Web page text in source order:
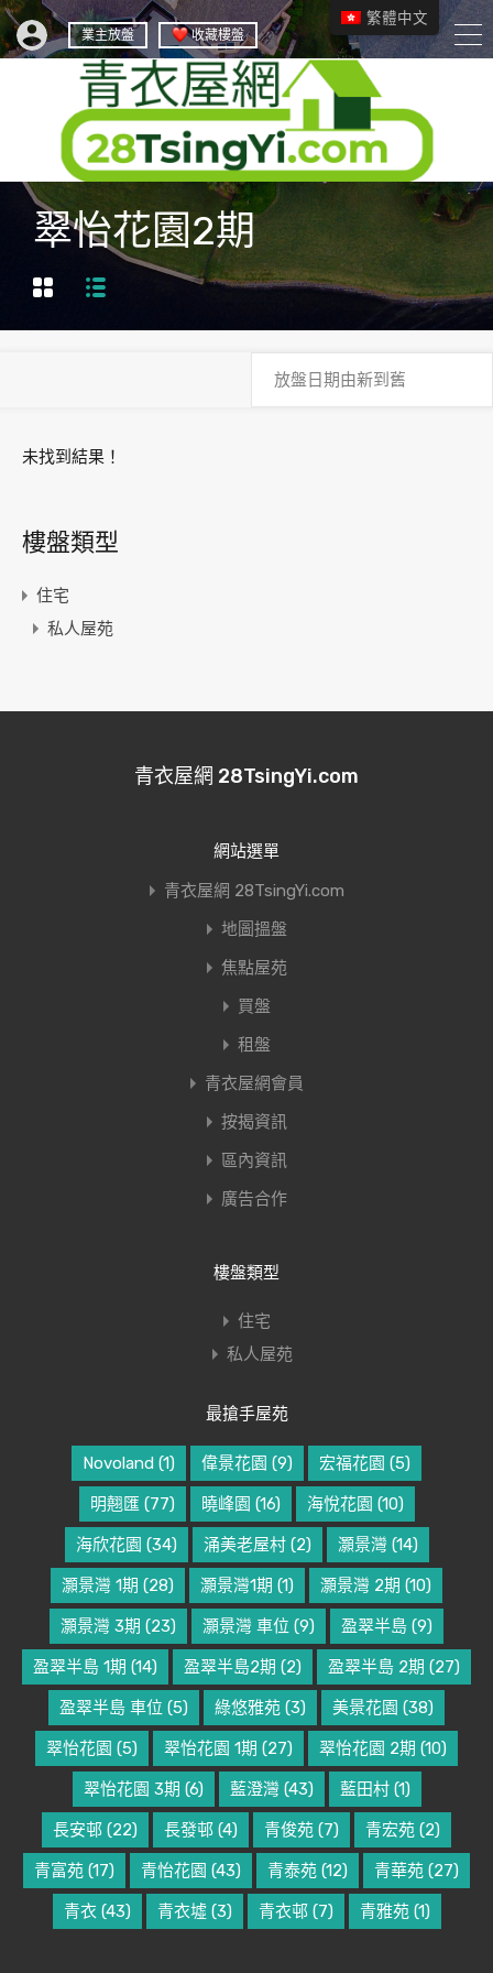
業主放盤 收藏樓盤
翠怡花園2期
未找到結果！
樓盤類型
住宅
私人屋苑
青衣屋網 28TsingYi.com
網站選單
青衣屋網 28TsingYi.com
地圖搵盤
焦點屋苑
買盤
租盤
青衣屋網會員
按揭資訊
區內資訊
廣告合作
樓盤類型
住宅
私人屋苑
最搶手屋苑
Novoland (1) 偉景花園 (9) 宏福花園 (5)
明翹匯 (77) 曉峰園 (16) 海悅花園 (10)
海欣花園 (34) 涌美老屋村(2) 灝景灣 (14)
灝景灣 1期 (28) 灝景灣1期 (1) 灝景灣 2期 (10)
灝景灣 3期 (23) 灝景灣 車位 (9) 盈翠半島 (9)
盈翠半島 1期 (14) 盈翠半島2期 (2) 盈翠半島 2期 (27)
盈翠半島 車位 (5) 綠悠雅苑 (3) 美景花園 (38)
翠怡花園 (5) 翠怡花園 1期 (27) 翠怡花園 2期 (10)
翠怡花園 3期 (6) 藍澄灣 (43) 藍田村(1)
長安邨 (22) 長發邨 (4) 青俊苑 (7) 青宏苑 (2)
青富苑 (17) 青怡花園 (43) 青泰苑 (12) 青華苑 (27)
青衣 (43) 青衣墟(3) 青衣邨(7) 青雅苑(1)
繁體中文